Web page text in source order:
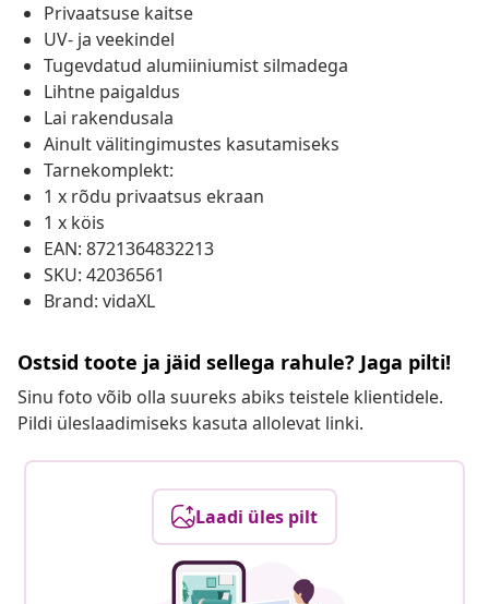
Privaatsuse kaitse
UV- ja veekindel
Tugevdatud alumiiniumist silmadega
Lihtne paigaldus
Lai rakendusala
Ainult välitingimustes kasutamiseks
Tarnekomplekt:
1 x rõdu privaatsus ekraan
1 x köis
EAN: 8721364832213
SKU: 42036561
Brand: vidaXL
Ostsid toote ja jäid sellega rahule? Jaga pilti!
Sinu foto võib olla suureks abiks teistele klientidele.
Pildi üleslaadimiseks kasuta allolevat linki.
Laadi üles pilt